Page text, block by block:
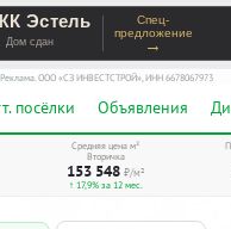
Эстель
Дом сдан
Спец-
предложение
→
Реклама. ООО «СЗ ИНВЕСТСТРОЙ», ИНН 6678067973
посёлки Объявления
Средняя цена м²
Вторичка
153 548 ₽/м²
↑ 17,9% за 12 мес.